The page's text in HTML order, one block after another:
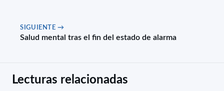
SIGUIENTE →
Salud mental tras el fin del estado de alarma
Lecturas relacionadas